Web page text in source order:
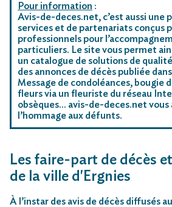
Pour information :
Avis-de-deces.net, c’est aussi une
services et de partenariats conçus
professionnels pour
particuliers. Le site vous permet
un catalogue de solutions de
des annonces de décès publiée
Message de condoléances, bougie
fleurs via un fleuriste du réseau
obsèques… avis-de-deces.net vous
l’hommage aux défunts.
Les faire-part de décès
de la ville d'Ergnies
À l’instar des avis de décès diffusés